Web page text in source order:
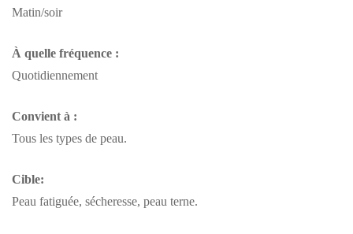
Matin/soir
À quelle fréquence :
Quotidiennement
Convient à :
Tous les types de peau.
Cible:
Peau fatiguée, sécheresse, peau terne.